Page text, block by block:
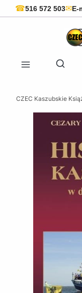
☎516 572 503✉E-
Otwórz
CZEC Kaszubskie